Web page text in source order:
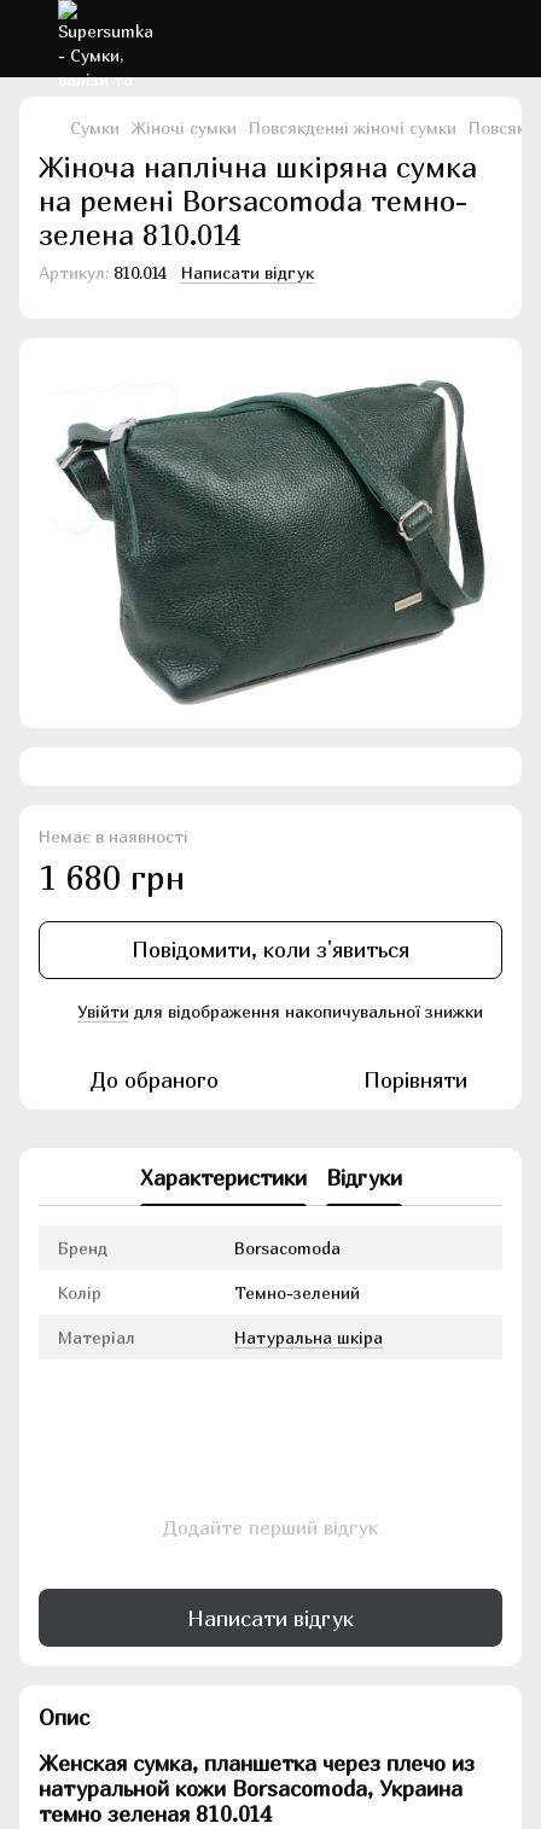
Сумки Жіночі сумки Повсякденні жіночі сумки
Жіноча наплічна шкіряна сумка
на ремені Borsacomoda темно-
зелена 810.014
Артикул: 810.014 Написати відгук
Немає в наявності
1 680 грн
Повідомити, коли з'явиться
Увійти для відображення накопичувальної знижки
До обраного Порівняти
Характеристики Відгуки
Бренд Borsacomoda
Колір Темно-зелений
Матеріал Натуральна шкіра
Додайте перший відгук
Написати відгук
Опис
Женская сумка, планшетка через плечо из
натуральной кожи Borsacomoda, Украина
темно зеленая 810.014